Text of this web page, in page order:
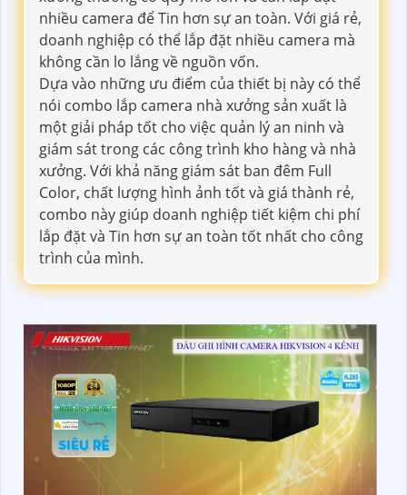
nhiều camera để Tin hơn sự an toàn. Với giá rẻ,
doanh nghiệp có thể lắp đặt nhiều camera mà
không cần lo lắng về nguồn vốn.
Dựa vào những ưu điểm của thiết bị này có thể
nói combo lắp camera nhà xưởng sản xuất là
một giải pháp tốt cho việc quản lý an ninh và
giám sát trong các công trình kho hàng và nhà
xưởng. Với khả năng giám sát ban đêm Full
Color, chất lượng hình ảnh tốt và giá thành rẻ,
combo này giúp doanh nghiệp tiết kiệm chi phí
lắp đặt và Tin hơn sự an toàn tốt nhất cho công
trình của mình.